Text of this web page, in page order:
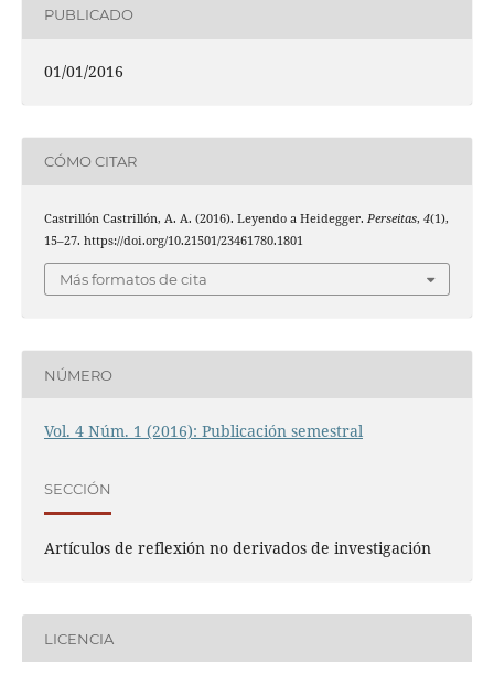
PUBLICADO
01/01/2016
CÓMO CITAR
Castrillón Castrillón, A. A. (2016). Leyendo a Heidegger. Perseitas, 4(1),
15–27. https://doi.org/10.21501/23461780.1801
Más formatos de cita
NÚMERO
Vol. 4 Núm. 1 (2016): Publicación semestral
SECCIÓN
Artículos de reflexión no derivados de investigación
LICENCIA